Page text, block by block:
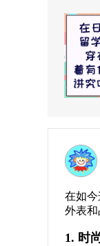
在如
外表
1. 时